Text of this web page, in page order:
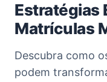
Estratégias
Matrículas
Descubra como
podem